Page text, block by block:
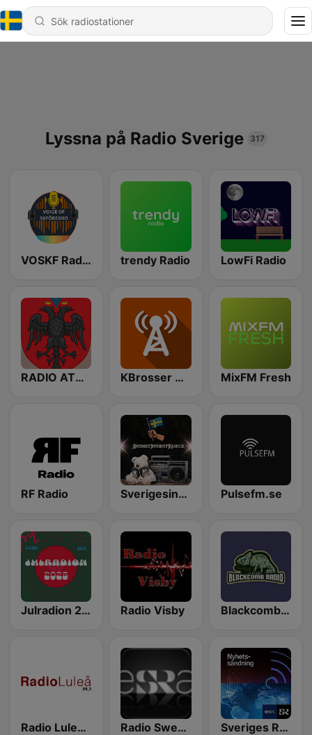
Lyssna på Radio Sverige 317
VOSKF Radio trendy Radio LowFi Radio
RADIO ATDHETARET KBrosser Rockabilly MixFM Fresh
RF Radio Sverigesinternetradio.se Pulsefm.se
Julradion 2025 Radio Visby Blackcomb Radio
Radio Luleå 89.3 FM Radio Sweden - Swedish news in English Sveriges Radio Ekot sänder direkt